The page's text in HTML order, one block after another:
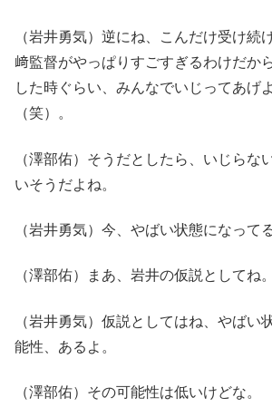
（岩井勇気）逆にね、こんだけ受け続
﨑監督がやっぱりすごすぎるわけだか
した時ぐらい、みんなでいじってあげ
（笑）。
（澤部佑）そうだとしたら、いじらな
いそうだよね。
（岩井勇気）今、やばい状態になって
（澤部佑）まあ、岩井の仮説としてね。
（岩井勇気）仮説としてはね、やばい
能性、あるよ。
（澤部佑）その可能性は低いけどな。